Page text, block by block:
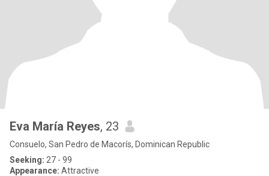
Eva María Reyes, 23
Consuelo, San Pedro de Macorís, Dominican Republic
Seeking: 27 - 99
Appearance: Attractive